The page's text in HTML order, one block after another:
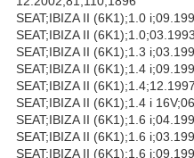
SEAT;IBIZA II (6K1);1.0
SEAT;IBIZA II
SEAT;IBIZA II (6K1);1.3
SEAT;IBIZA II (6K1);1.4
SEAT;IBIZA II
SEAT;IBIZA II (6K1);1.4 i
SEAT;IBIZA II (6K1);1.6
SEAT;IBIZA II (6K1);1.6
SEAT;IBIZA II (6K1);1.6